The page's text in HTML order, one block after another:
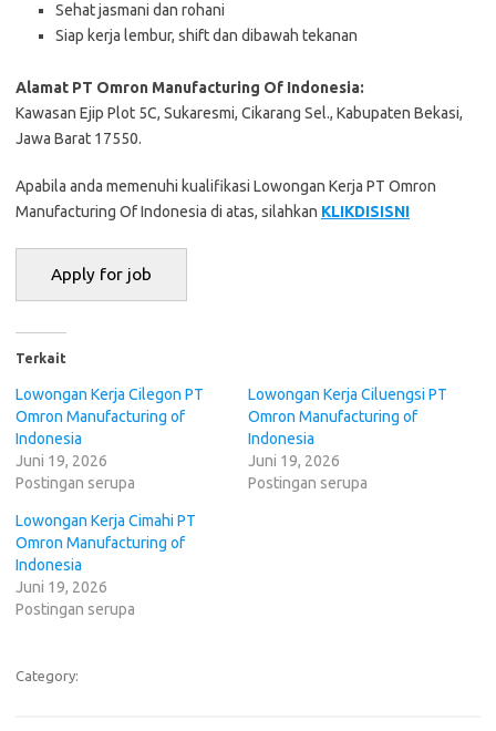
Sehat jasmani dan rohani
Siap kerja lembur, shift dan dibawah tekanan
Alamat PT Omron Manufacturing Of Indonesia:
Kawasan Ejip Plot 5C, Sukaresmi, Cikarang Sel., Kabupaten Bekasi,
Jawa Barat 17550.
Apabila anda memenuhi kualifikasi Lowongan Kerja PT Omron
Manufacturing Of Indonesia di atas, silahkan KLIKDISISNI
Terkait
Lowongan Kerja Cilegon PT
Omron Manufacturing of
Indonesia
Juni 19, 2026
Postingan serupa
Lowongan Kerja Ciluengsi PT
Omron Manufacturing of
Indonesia
Juni 19, 2026
Postingan serupa
Lowongan Kerja Cimahi PT
Omron Manufacturing of
Indonesia
Juni 19, 2026
Postingan serupa
Category: